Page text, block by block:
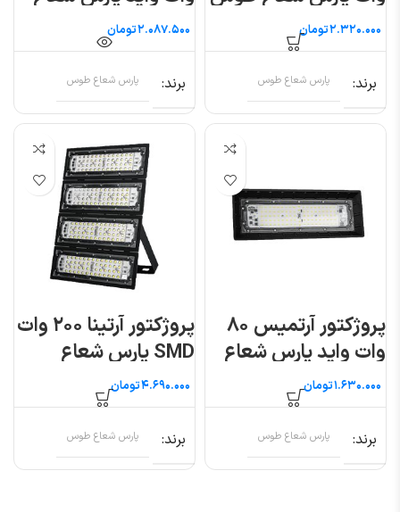
تومان
برند پارس شعاع طوس
طوس
تومان
برند پارس شعاع طوس
پروژکتور آرتمیس ۸۰
وات واید پارس شعاع
طوس تومان
برند پارس شعاع طوس
پروژکتور آرتینا ۲۰۰ وات
SMD پارس شعاع
طوس تومان
برند پارس شعاع طوس